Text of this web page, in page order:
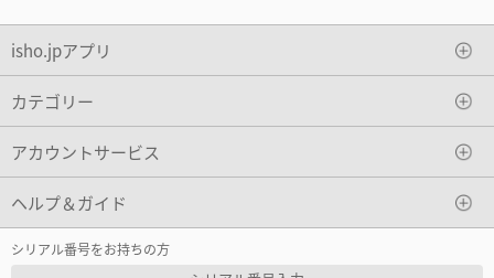
isho.jpアプリ
カテゴリー
アカウントサービス
ヘルプ＆ガイド
シリアル番号をお持ちの方